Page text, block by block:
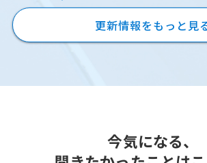
今気になる、
聞きたかったことはこ